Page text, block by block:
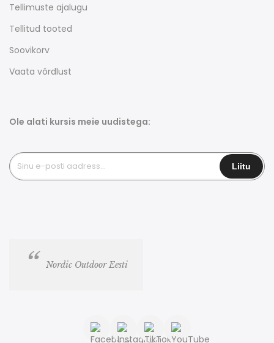
Tellimuste ajalugu
Tellitud tooted
Soovikorv
Vaata võrdlust
Ole alati kursis meie uudistega:
Nordic Outdoor Eesti